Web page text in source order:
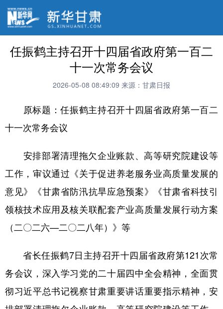
任振鹤主持召开十四届省政府第一百二
十一次常务会议
2026-05-08 08:49:09 来源：甘肃日报
原标题：任振鹤主持召开十四届省政府第一百二
十一次常务会议
安排部署清理拖欠企业账款、高等研究院建设等
工作，审议通过《关于促进养老服务业高质量发展的
意见》《甘肃省防汛抗旱应急预案》《甘肃省科技引
领核技术应用及核关联配套产业高质量发展行动方案
（二〇二六—二〇二八年）》等
省长任振鹤7日主持召开十四届省政府第121次常
务会议，深入学习党的二十届四中全会精神，全面贯
彻习近平总书记视察甘肃重要讲话重要指示精神，安